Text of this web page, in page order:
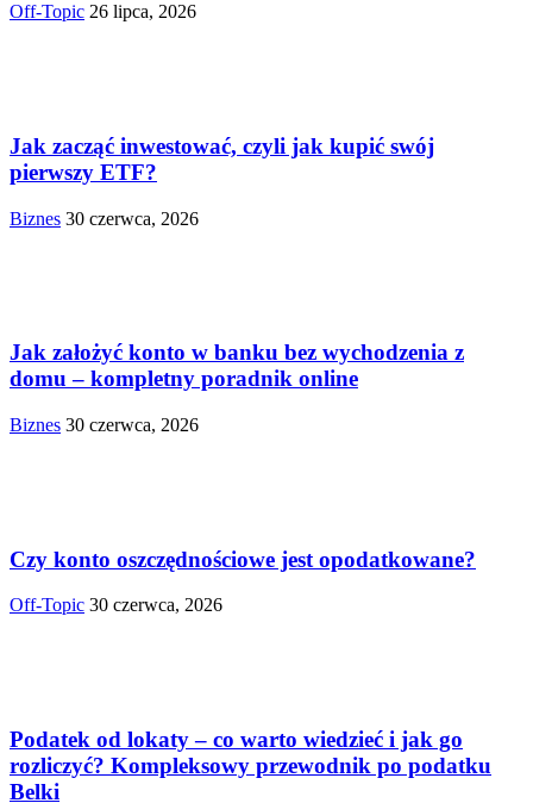
Off-Topic 26 lipca, 2026
Jak zacząć inwestować, czyli jak kupić swój
pierwszy ETF?
Biznes 30 czerwca, 2026
Jak założyć konto w banku bez wychodzenia z
domu – kompletny poradnik online
Biznes 30 czerwca, 2026
Czy konto oszczędnościowe jest opodatkowane?
Off-Topic 30 czerwca, 2026
Podatek od lokaty – co warto wiedzieć i jak go
rozliczyć? Kompleksowy przewodnik po podatku
Belki